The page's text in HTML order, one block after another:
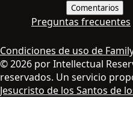
Comentarios
Preguntas frecuentes
Condiciones de uso de
© 2026 por Intellectual
reservados. Un servicio
Jesucristo de los Santos de